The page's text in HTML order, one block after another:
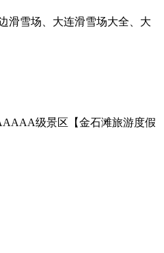
滑雪场、大连滑雪场大全、大
级景区【金石滩旅游度假